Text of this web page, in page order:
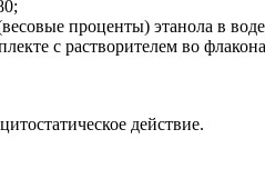
проценты) этанола в
с растворителем во
действие.